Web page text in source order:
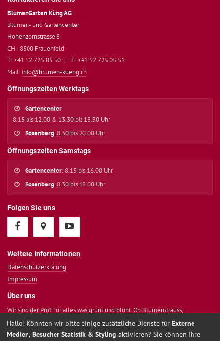
BlumenGarten Küng AG
Blumen- und Gartencenter
Hohenzornstrasse 8
CH - 8500 Frauenfeld
T: +41 52 725 05 50 |
F: +41 52 725 05 51
Mail: info@blumen-kueng.ch
Öffnungszeiten Werktags
Gartencenter
8.15 bis 12.00 & 13.30 bis 18.30 Uhr
Rosenberg: 8.30 bis 20.00 Uhr
Öffnungszeiten Samstags
Gartencenter: 8.15 bis 16.00 Uhr
Rosenberg: 8.30 bis 18.00 Uhr
Folgen Sie uns
Weitere Informationen
Datenschutzerklärung
Impressum
Über uns
Wir sind der Profi für alles was grünt und blüht. Ob Blumenstrauss,
Einzelpflanze, Blumendekoration, Innenbegrünung oder Gartenpflege - Wir
beraten Sie als Fachgeschäft mit dem besten Fachwissen.
Hallo! Könnten wir bitte einige zusätzliche Dienste für Externe
Medien, Besucher Statistik & Styling aktivieren? Sie können Ihre